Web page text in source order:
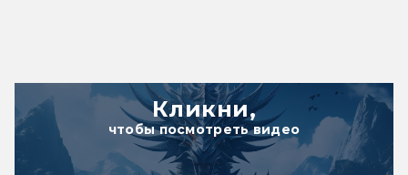
Кликни,
чтобы посмотреть видео